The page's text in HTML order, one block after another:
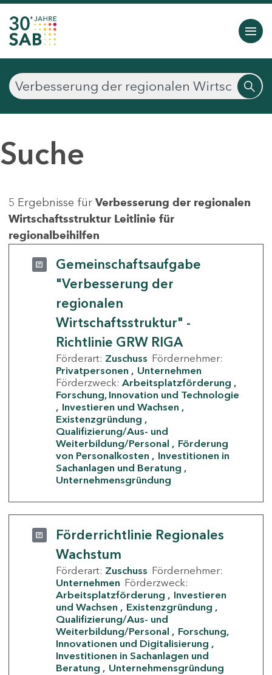
Suche
5 Ergebnisse für Verbesserung der regionalen
Wirtschaftsstruktur Leitlinie für
regionalbeihilfen
Gemeinschaftsaufgabe
"Verbesserung der
regionalen
Wirtschaftsstruktur" -
Richtlinie GRW RIGA
Förderart: Zuschuss Fördernehmer:
Privatpersonen
Unternehmen
Förderzweck: Arbeitsplatzförderung
Forschung, Innovation und Technologie
Investieren und Wachsen
Existenzgründung
Qualifizierung/Aus- und
Weiterbildung/Personal
Förderung
von Personalkosten
Investitionen in
Sachanlagen und Beratung
Unternehmensgründung
Förderrichtlinie Regionales
Wachstum
Förderart: Zuschuss Fördernehmer:
Unternehmen Förderzweck:
Arbeitsplatzförderung
Investieren
und Wachsen
Existenzgründung
Qualifizierung/Aus- und
Weiterbildung/Personal
Forschung,
Innovationen und Digitalisierung
Investitionen in Sachanlagen und
Beratung
Unternehmensgründung